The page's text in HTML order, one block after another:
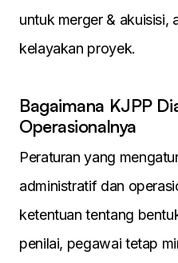
untuk merger & akuisisi,
kelayakan proyek.
Bagaimana KJPP
Operasionalnya
Peraturan yang
administratif dan
ketentuan tentang
penilai, pegawai tetap